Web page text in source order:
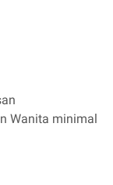
Wanita minimal